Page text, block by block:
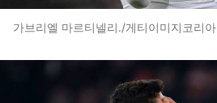
가브리엘 마르티넬리./게티이미지코리아